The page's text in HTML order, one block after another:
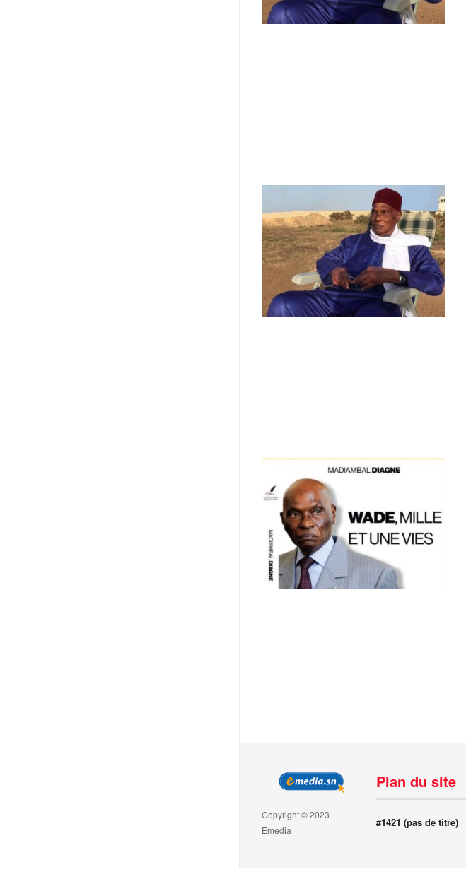
Copyright © 2023
Emedia
Plan du site
#1421 (pas de titre)